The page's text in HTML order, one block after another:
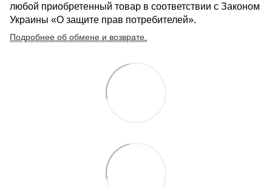
любой приобретенный товар в соответствии с Законом
Украины «О защите прав потребителей».
Подробнее об обмене и возврате